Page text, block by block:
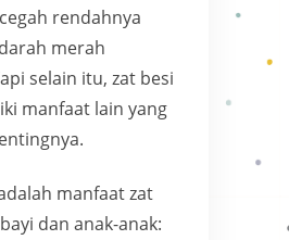
rendahnya
merah
selain itu, zat besi
manfaat lain yang
manfaat zat
dan anak-anak: